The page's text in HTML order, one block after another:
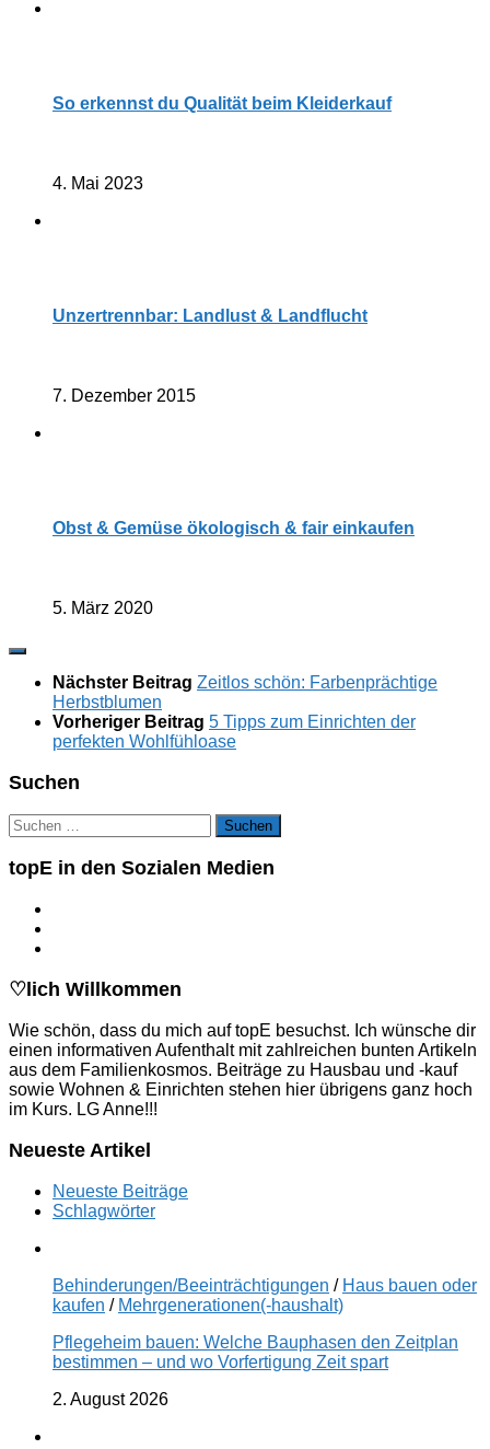
So erkennst du Qualität beim Kleiderkauf
4. Mai 2023
Unzertrennbar: Landlust & Landflucht
7. Dezember 2015
Obst & Gemüse ökologisch & fair einkaufen
5. März 2020
Nächster Beitrag Zeitlos schön: Farbenprächtige
Herbstblumen
Vorheriger Beitrag 5 Tipps zum Einrichten der
perfekten Wohlfühloase
Suchen
Suchen
nach:
topE in den Sozialen Medien
♡lich Willkommen
Wie schön, dass du mich auf topE besuchst. Ich wünsche dir
einen informativen Aufenthalt mit zahlreichen bunten Artikeln
aus dem Familienkosmos. Beiträge zu Hausbau und -kauf
sowie Wohnen & Einrichten stehen hier übrigens ganz hoch
im Kurs. LG Anne!!!
Neueste Artikel
Neueste Beiträge
Schlagwörter
Behinderungen/Beeinträchtigungen / Haus bauen oder
kaufen / Mehrgenerationen(-haushalt)
Pflegeheim bauen: Welche Bauphasen den Zeitplan
bestimmen – und wo Vorfertigung Zeit spart
2. August 2026